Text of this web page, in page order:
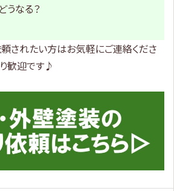
うなる？
されたい方はお気軽にご連絡くださ
歓迎です♪